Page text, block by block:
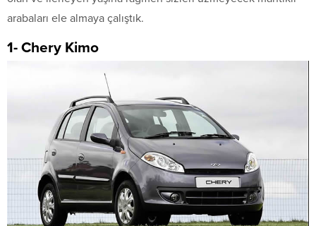
arabaları ele almaya çalıştık.
1- Chery Kimo